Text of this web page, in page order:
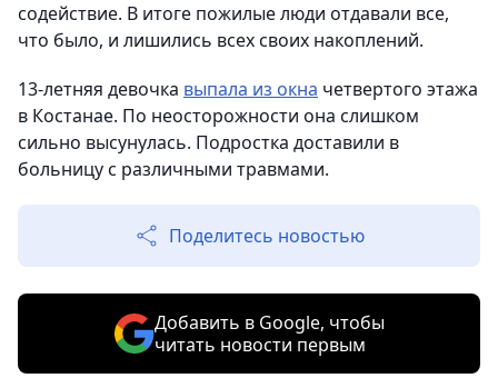
содействие. В итоге пожилые люди отдавали все,
что было, и лишились всех своих накоплений.
13-летняя девочка выпала из окна четвертого этажа
в Костанае. По неосторожности она слишком
сильно высунулась. Подростка доставили в
больницу с различными травмами.
Поделитесь новостью
Добавить в Google, чтобы
читать новости первым